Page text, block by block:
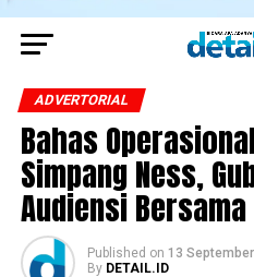
ADVERTORIAL
Bahas
Simpang Ness,
Audiensi
Published on 13
By DETAIL.ID